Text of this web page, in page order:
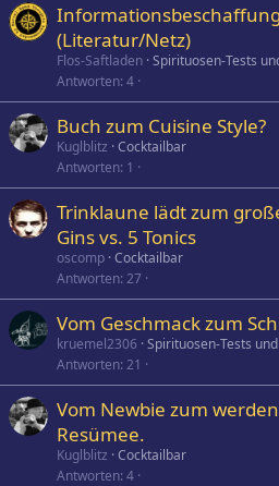
(Literatur/Netz)
Flos-Saftladen Spirituosen-Tests
Antworten 4
Buch zum Cuisine Style?
Kuglblitz Cocktailbar
Antworten 1
Trinklaune lädt zum
Gins vs. 5 Tonics
oscomp Cocktailbar
Antworten 27
Vom Geschmack zum
kruemel2306 Spirituosen-Tests
Antworten 21
Vom Newbie zum
Resümee.
Kuglblitz Cocktailbar
Antworten 4